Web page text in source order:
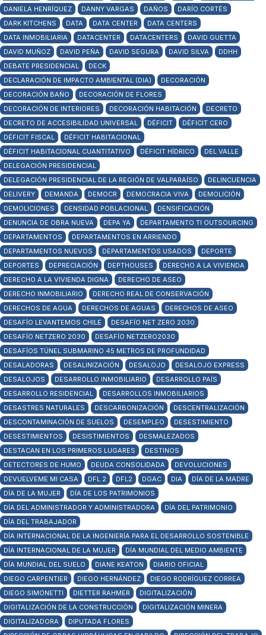
DANIELA HENRÍQUEZ
DANNY VARGAS DAÑOS
DARÍO CORTÉS
DARK KITCHENS
DATA DATA CENTER
DATA CENTERS
DATA INMOBILIARIA
DATACENTER DATACENTERS
DAVID GUETTA
DAVID MUÑOZ
DAVID PEÑA DAVID SEGURA DAVID SILVA
DDHH
DEBATE PRESIDENCIAL
DECK
DECLARACIÓN DE IMPACTO AMBIENTAL (DIA)
DECORACIÓN
DECORACIÓN BAÑO
DECORACIÓN DE FLORES
DECORACIÓN DE INTERIORES
DECORACIÓN HABITACIÓN
DECRETO
DECRETO DE ACCESIBILIDAD UNIVERSAL
DÉFICIT
DÉFICIT CERO
DÉFICIT FISCAL
DÉFICIT HABITACIONAL
DÉFICIT HABITACIONAL CUANTITATIVO
DÉFICIT HÍDRICO
DEL VALLE
DELEGACIÓN PRESIDENCIAL
DELEGACIÓN PRESIDENCIAL DE LA REGIÓN DE VALPARAÍSO
DELINCUENCIA
DELIVERY
DEMANDA DEMOCR DEMOCRACIA VIVA
DEMOLICIÓN
DEMOLICIONES
DENSIDAD POBLACIONAL
DENSIFICACIÓN
DENUNCIA DE OBRA NUEVA
DEPA YA
DEPARTAMENTO TI OUTSOURCING
DEPARTAMENTOS
DEPARTAMENTOS EN ARRIENDO
DEPARTAMENTOS NUEVOS
DEPARTAMENTOS USADOS
DEPORTE
DEPORTES
DEPRECIACIÓN DEPTHOUSES
DERECHO A LA VIVIENDA
DERECHO A LA VIVIENDA DIGNA
DERECHO DE ASEO
DERECHO INMOBILIARIO
DERECHO REAL DE CONSERVACIÓN
DERECHOS DE AGUA
DERECHOS DE AGUAS
DERECHOS DE ASEO
DESAFÍO LEVANTEMOS CHILE
DESAFÍO NET ZERO 2030
DESAFÍO NETZERO 2030
DESAFÍO NETZERO2030
DESAFÍOS TÚNEL SUBMARINO 45 METROS DE PROFUNDIDAD
DESALADORAS
DESALINIZACIÓN DESALOJO
DESALOJO EXPRESS
DESALOJOS
DESARROLLO INMOBILIARIO
DESARROLLO PAÍS
DESARROLLO RESIDENCIAL
DESARROLLOS INMOBILIARIOS
DESASTRES NATURALES
DESCARBONIZACIÓN
DESCENTRALIZACIÓN
DESCONTAMINACIÓN DE SUELOS
DESEMPLEO
DESESTIMIENTO
DESESTIMIENTOS
DESISTIMIENTOS
DESMALEZADOS
DESTACAN EN LOS PRIMEROS LUGARES
DESTINOS
DETECTORES DE HUMO
DEUDA CONSOLIDADA
DEVOLUCIONES
DEVUELVEME MI CASA
DFL 2 DFL2 DGAC DIA
DÍA DE LA MADRE
DÍA DE LA MUJER
DÍA DE LOS PATRIMONIOS
DÍA DEL ADMINISTRADOR Y ADMINISTRADORA
DÍA DEL PATRIMONIO
DÍA DEL TRABAJADOR
DÍA INTERNACIONAL DE LA INGENIERÍA PARA EL DESARROLLO SOSTENIBLE
DÍA INTERNACIONAL DE LA MUJER
DÍA MUNDIAL DEL MEDIO AMBIENTE
DÍA MUNDIAL DEL SUELO
DIANE KEATON
DIARIO OFICIAL
DIEGO CARPENTIER
DIEGO HERNÁNDEZ
DIEGO RODRÍGUEZ CORREA
DIEGO SIMONETTI
DIETTER RAHMER
DIGITALIZACIÓN
DIGITALIZACIÓN DE LA CONSTRUCCIÓN
DIGITALIZACIÓN MINERA
DIGITALIZADORA
DIPUTADA FLORES